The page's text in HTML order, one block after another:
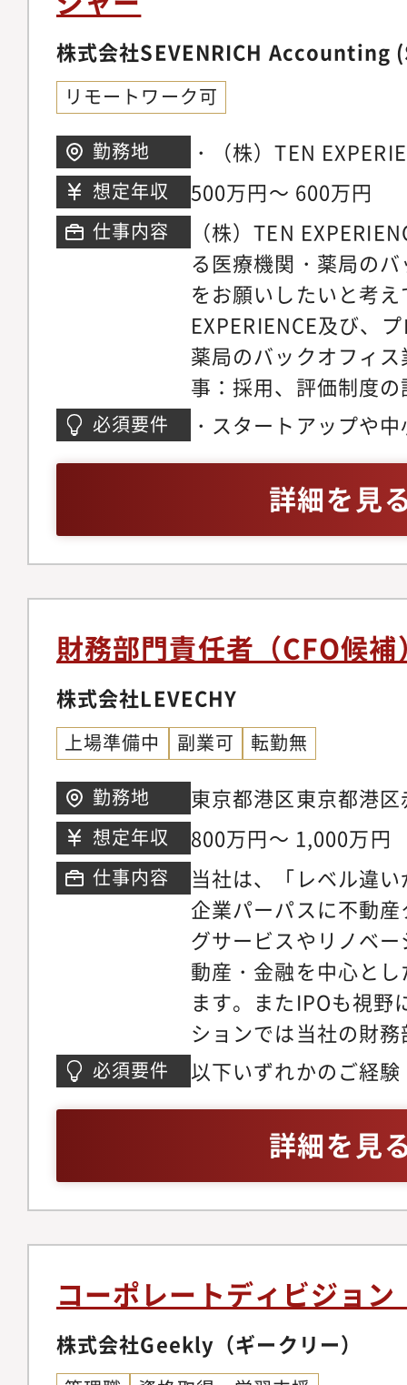
現在本ポジションは
す。
総会、取締役会等の
連法務対応
株式会社SEVENRICH Accounting
リモートワーク可
勤務地
・（株）TEN
渋谷区桜丘町9-8（出
プロデュースクリニ
回数：週3日程度）
想定年収 500万円～ 600万円
仕事内容
（株）TEN
る医療機関・薬局の
をお願いしたいと考
EXPERIENCE及び、
薬局のバックオフィ
事：採用、評価制度
組織設計、管理 な
管理 など・経理：定
業事務業務 など・
ム管理 など・その他
わる業務■将来的なキ
ては、「Vision実現
集中できる基盤をつ
にプロデュース医療
バックオフィス機能
ます。経理・会計・
バックオフィスメン
TEN EXPERIENCEを
化にご尽力頂いきた
営管理・バックオフ
メント・経営参画。
バックオフィスBPO
攻めのキャリア構築
と思っております。
必須要件
・スタートアップや
上）のある方・事業
のある方・部門単位
上）のある方
詳細を見
財務部門責任者（CFO候補
株式会社LEVECHY
上場準備中 副業可 転勤無
勤務地 東京都港区東京都港
想定年収 800万円～ 1,000万円
仕事内容
当社は、「レベル違
企業パーパスに不動
グサービスやリノベ
動産・金融を中心と
ます。またIPOも視野
ションでは当社の財
調達をメインに幅広
ファイナンスとPJフ
投資家や金融機関と
ンスに関する業務の
任せいたします。・
レーション・予算の
画策定、財務戦略立
るプランニング及び
づく経営意思決定推
に関するルールやデ
必須要件
以下いずれかのご経
れば尚可）・事業会
署での実務経験
詳細を見
コーポレートディビジョ
株式会社Geekly（ギークリー）